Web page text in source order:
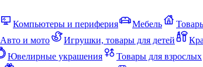
Компьютеры и периферия Мебель
Авто и мото Игрушки, товары для детей
Ювелирные украшения Товары для взрослых